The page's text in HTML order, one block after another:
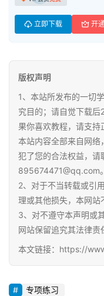
料
媒
体
高
中
资
料
儿
童
学
启
蒙
立即下载 开
版权声明
1、本站所发布的一切
究目的；请自觉下载
果你喜欢教程，请支持
本站内容全部来自网络
犯了您的合法权益，请
895674471@qq.com。
2、对于不当转载或引
理或其他损失，本网站
3、对不遵守本声明或
网站保留追究其法律责
本文链接：https://
专项练习